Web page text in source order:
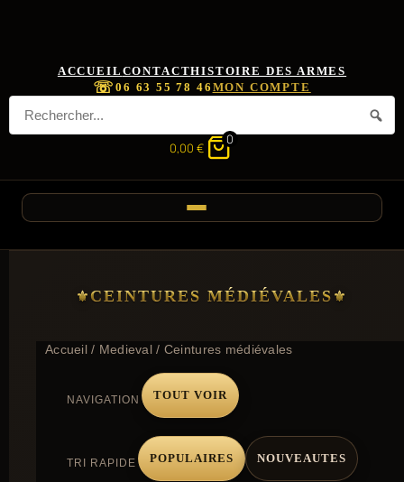
ACCUEIL CONTACTHISTOIRE DES ARMES
☏06 63 55 78 46 MON COMPTE
0,00 €
0
CEINTURES MÉDIÉVALES
Accueil/ Medieval / Ceintures médiévales
NAVIGATION TOUT VOIR
TRI RAPIDE POPULAIRES NOUVEAUTES